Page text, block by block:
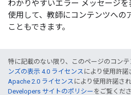
わかりやすいエラー メッセージを
使用して、教師にコンテンツへの
こともできます。
特に記載のない限り、このページのコンテ
ンズの表示 4.0 ライセンス により使用許諾
Apache 2.0 ライセンス により使用許諾さ
Developers サイトのポリシー をご覧くだ